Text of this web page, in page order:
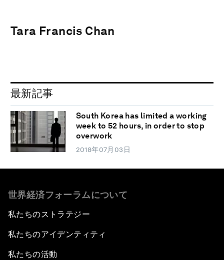
Tara Francis Chan
最新記事
South Korea has limited a working
week to 52 hours, in order to stop
overwork
2018年07月03日
世界経済フォーラムについて
私たちのストラテジー
私たちのアイデンティティ
私たちの活動